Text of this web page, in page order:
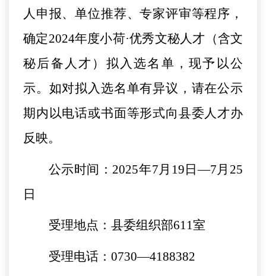
人申报、单位推荐、专家评审等程序，
确定2024年度小荷·优秀文秘人才（含文
秘后备人才）拟入选名单，现予以公
示。如对拟入选名单有异议，请在公示
期内以电话或书面等形式向县委人才办
反映。
公示时间： 2025年7 月 19 日—7 月 25
日
受理地点：县委组织部611室
受理电话： 0730—4188382